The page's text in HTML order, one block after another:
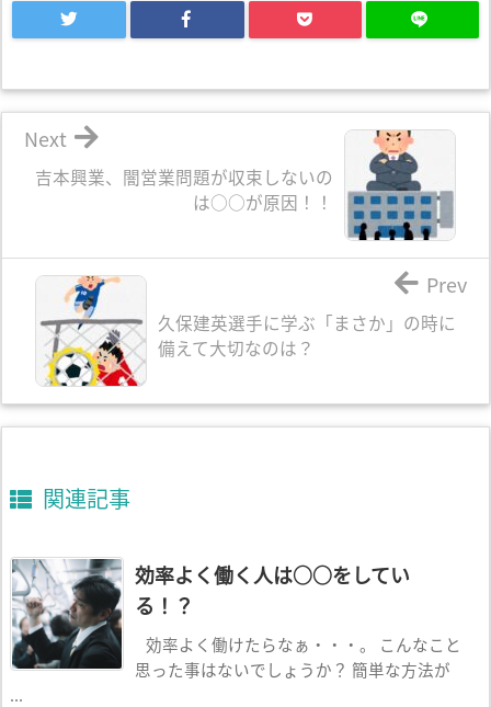
吉本興業、闇営業問題が収束しないの
は○○が原因！！
Next
久保建英選手に学ぶ「まさか」の時に
備えて大切なのは？
Prev
関連記事
効率よく働く人は○○をしてい
る！？
効率よく働けたらなぁ・・・。 こんなこと
思った事はないでしょうか？ 簡単な方法が
...